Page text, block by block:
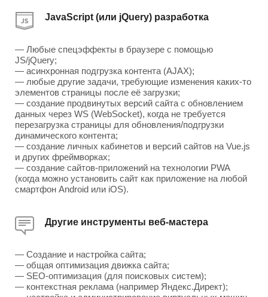
JavaScript (или jQuery) разработка
— Любые спецэффекты в браузере с помощью
JS/jQuery;
— асинхронная подгрузка контента (AJAX);
— любые другие задачи, требующие изменения каких-то
элементов страницы после её загрузки;
— создание продвинутых версий сайта с обновлением
данных через WS (WebSocket), когда не требуется
перезагрузка страницы для обновления/подгрузки
динамического контента;
— создание личных кабинетов и версий сайтов на Vue.js
и других фреймворках;
— создание сайтов-приложений на технологии PWA
(когда можно установить сайт как приложение на любой
смартфон Android или iOS).
Другие инструменты веб-мастера
— Создание и настройка сайта;
— общая оптимизация движка сайта;
— SEO-оптимизация (для поисковых систем);
— контекстная реклама (например Яндекс.Директ);